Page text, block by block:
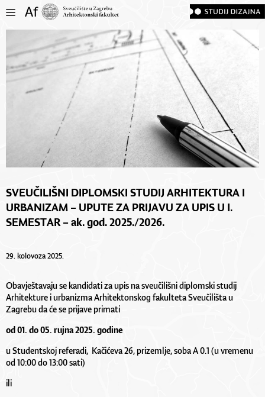
SVEUČILIŠNI DIPLOMSKI STUDIJ ARHITEKTURA I
URBANIZAM – UPUTE ZA PRIJAVU ZA UPIS U I.
SEMESTAR – ak. god. 2025./2026.
29. kolovoza 2025.
Obavještavaju se kandidati za upis na sveučilišni diplomski studij
Arhitekture i urbanizma Arhitektonskog fakulteta Sveučilišta u
Zagrebu da će se prijave primati
od 01. do 05. rujna 2025. godine
u Studentskoj referadi, Kačićeva 26, prizemlje, soba A 0.1 (u vremenu
od 10:00 do 13:00 sati)
ili